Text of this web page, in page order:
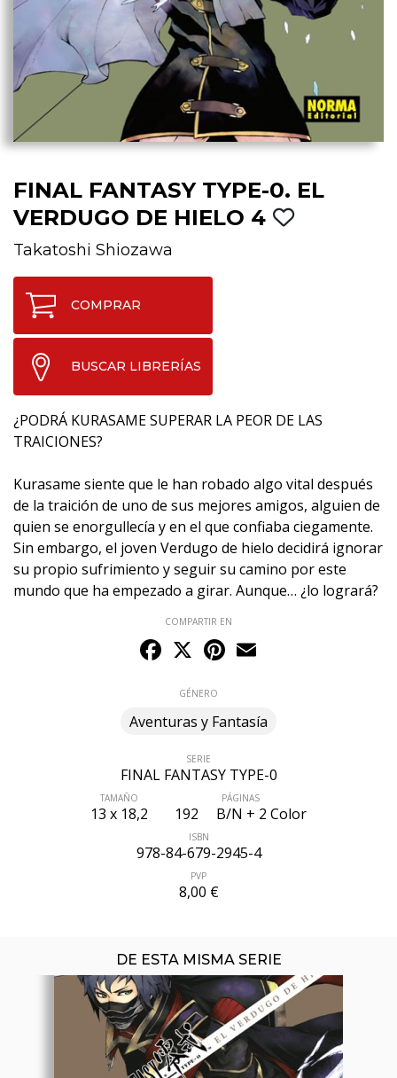
FINAL FANTASY TYPE-0. EL
VERDUGO DE HIELO 4
Takatoshi Shiozawa
COMPRAR
BUSCAR LIBRERÍAS
¿PODRÁ KURASAME SUPERAR LA PEOR DE LAS
TRAICIONES?
Kurasame siente que le han robado algo vital después
de la traición de uno de sus mejores amigos, alguien de
quien se enorgullecía y en el que confiaba ciegamente.
Sin embargo, el joven Verdugo de hielo decidirá ignorar
su propio sufrimiento y seguir su camino por este
mundo que ha empezado a girar. Aunque… ¿lo logrará?
COMPARTIR EN
Facebook
X Pinterest
GÉNERO
Aventuras y Fantasía
SERIE
FINAL FANTASY TYPE-0
TAMAÑO
13 x 18,2
PÁGINAS
192 B/N + 2 Color
ISBN
978-84-679-2945-4
PVP
8,00 €
DE ESTA MISMA SERIE
ÚLTIMO NÚMERO PUBLICADO